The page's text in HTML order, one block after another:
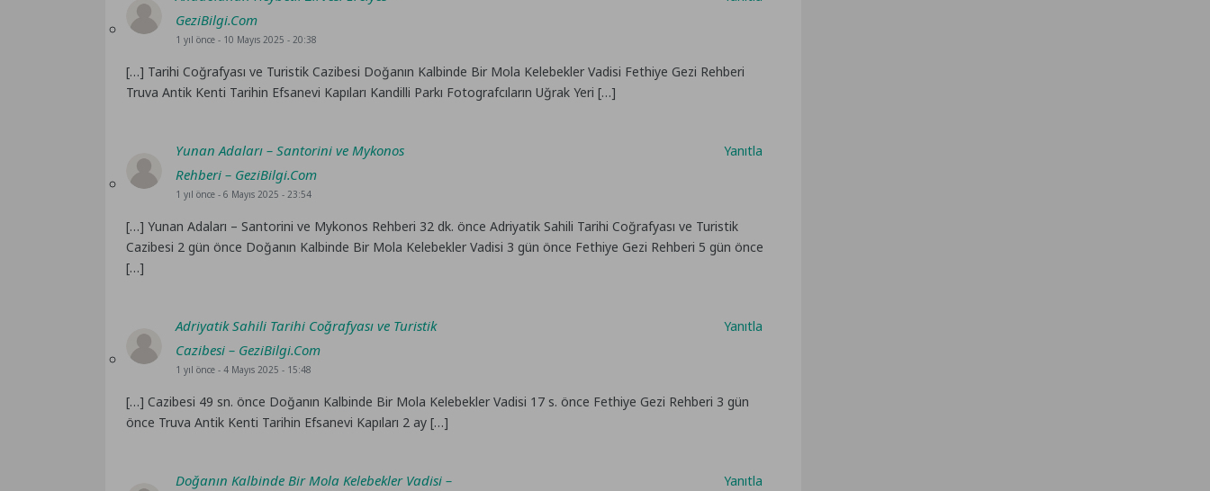
GeziBilgi.Com
1 yıl önce- 10 Mayıs 2025 - 20:38
[…] Tarihi Coğrafyası ve Turistik Cazibesi Doğanın Kalbinde Bir Mola Kelebekler Vadisi Fethiye Gezi Rehberi
Truva Antik Kenti Tarihin Efsanevi Kapıları Kandilli Parkı Fotografcıların Uğrak Yeri […]
Yunan Adaları – Santorini ve Mykonos
Rehberi – GeziBilgi.Com
1 yıl önce- 6 Mayıs 2025 - 23:54
[…] Yunan Adaları – Santorini ve Mykonos Rehberi 32 dk. önce Adriyatik Sahili Tarihi Coğrafyası ve Turistik
Cazibesi 2 gün önce Doğanın Kalbinde Bir Mola Kelebekler Vadisi 3 gün önce Fethiye Gezi Rehberi 5 gün önce
[…]
Yanıtla
Adriyatik Sahili Tarihi Coğrafyası ve Turistik
Cazibesi – GeziBilgi.Com
1 yıl önce- 4 Mayıs 2025 - 15:48
[…] Cazibesi 49 sn. önce Doğanın Kalbinde Bir Mola Kelebekler Vadisi 17 s. önce Fethiye Gezi Rehberi 3 gün
önce Truva Antik Kenti Tarihin Efsanevi Kapıları 2 ay […]
Yanıtla
Doğanın Kalbinde Bir Mola Kelebekler Vadisi – Yanıtla